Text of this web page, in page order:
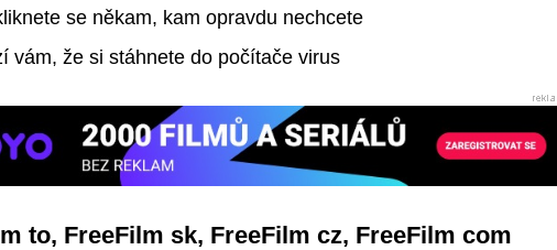
se někam, kam opravdu nechcete
vám, že si stáhnete do počítače virus
to, FreeFilm sk, FreeFilm cz, FreeFilm com